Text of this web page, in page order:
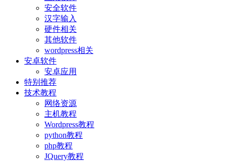
安全软件
汉字输入
硬件相关
其他软件
wordpress相关
安卓软件
安卓应用
特别推荐
技术教程
网络资源
主机教程
Wordpress教程
python教程
php教程
JQuery教程